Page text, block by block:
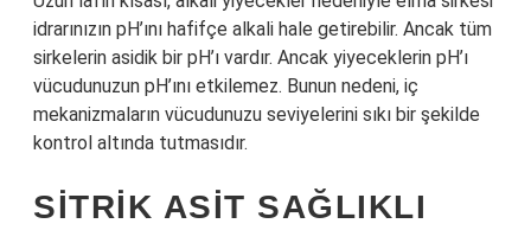
idrarınızın pH’ını hafifçe alkali hale getirebilir. Ancak tüm
sirkelerin asidik bir pH’ı vardır. Ancak yiyeceklerin pH’ı
vücudunuzun pH’ını etkilemez. Bunun nedeni, iç
mekanizmaların vücudunuzu seviyelerini sıkı bir şekilde
kontrol altında tutmasıdır.
SITRIK ASIT SAĞLIKLI